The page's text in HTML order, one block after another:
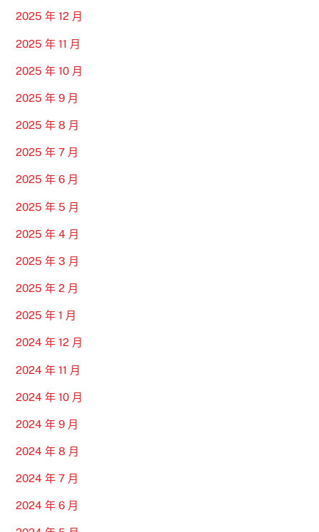
2025 年 12 月
2025 年 11 月
2025 年 10 月
2025 年 9 月
2025 年 8 月
2025 年 7 月
2025 年 6 月
2025 年 5 月
2025 年 4 月
2025 年 3 月
2025 年 2 月
2025 年 1 月
2024 年 12 月
2024 年 11 月
2024 年 10 月
2024 年 9 月
2024 年 8 月
2024 年 7 月
2024 年 6 月